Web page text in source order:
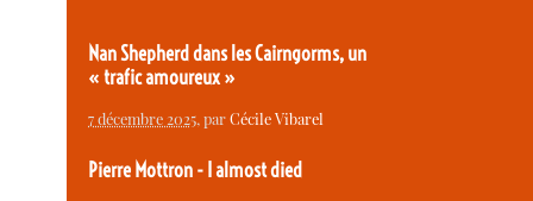
Nan Shepherd dans les Cairngorms, un
« trafic amoureux »
7 décembre 2025, parCécile Vibarel
Pierre Mottron - I almost died